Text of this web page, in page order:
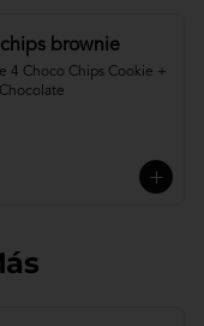
brownie
4 Choco Chips Cookie +